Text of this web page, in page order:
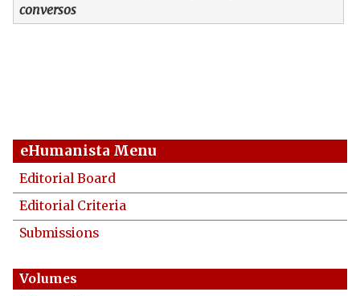
conversos
eHumanista Menu
Editorial Board
Editorial Criteria
Submissions